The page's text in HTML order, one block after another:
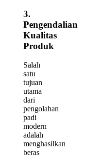
3.
Pengendalian
Kualitas
Produk
Salah
satu
tujuan
utama
dari
pengolahan
padi
modern
adalah
menghasilkan
beras